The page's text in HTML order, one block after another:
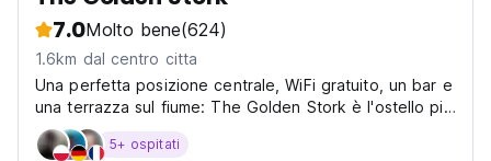
7.0Molto bene(624)
1.6km dal centro citta
Una perfetta posizione centrale, WiFi gratuito, un bar e
una terrazza sul fiume: The Golden Stork è l'ostello più
nuovo e più accogliente dell'Aja. Tutte le strutture sono
ugualmente nuove di zecca. Non c'è il coprifuoco,
5+ ospitati